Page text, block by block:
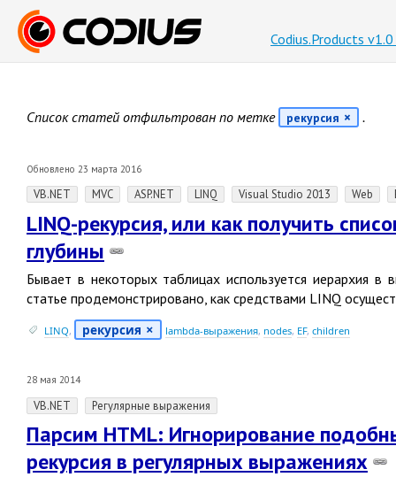
Codius.Products v1.0
Список статей отфильтрован по метке рекурсия .
Обновлено 23 марта 2016
VB.NET MVC ASP.NET LINQ Visual Studio 2013 Web
LINQ-рекурсия, или как получить
глубины
Бывает в некоторых таблицах используется иерархия
статье продемонстрировано, как средствами LINQ
LINQ, рекурсия lambda-выражения, nodes, EF, children
28 мая 2014
VB.NET Регулярные выражения
Парсим HTML: Игнорирование
рекурсия в регулярных выражениях